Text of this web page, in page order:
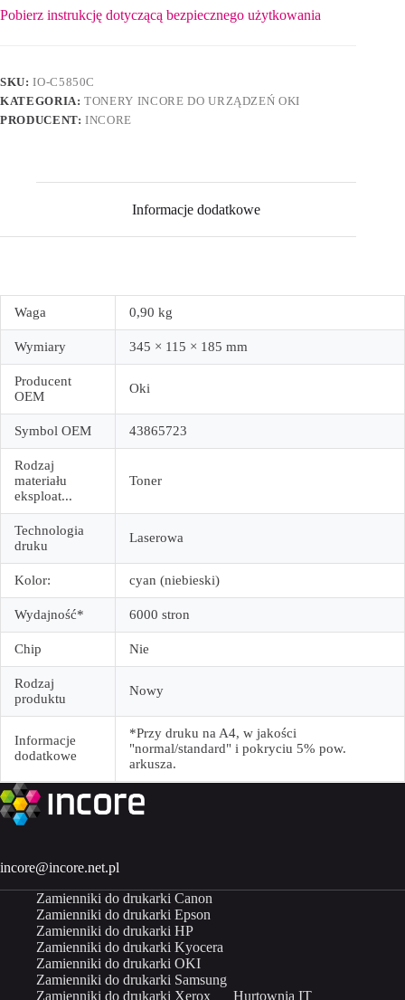
Pobierz instrukcję dotyczącą bezpiecznego użytkowania
SKU:IO-C5850C
KATEGORIA:TONERY INCORE DO URZĄDZEŃ OKI
PRODUCENT:INCORE
Informacje dodatkowe
Waga 0,90 kg
Wymiary 345 × 115 × 185 mm
Producent
OEM
Oki
Symbol OEM 43865723
Rodzaj
materiału
eksploat...
Toner
Technologia
druku
Laserowa
Kolor: cyan (niebieski)
Wydajność* 6000 stron
Chip Nie
Rodzaj
produktu
Nowy
Informacje
dodatkowe
*Przy druku na A4, w jakości
"normal/standard" i pokryciu 5% pow.
arkusza.
incore@incore.net.pl
Zamienniki do drukarki Canon
Zamienniki do drukarki Epson
Zamienniki do drukarki HP
Zamienniki do drukarki Kyocera
Zamienniki do drukarki OKI
Zamienniki do drukarki Samsung
Zamienniki do drukarki Xerox
Hurtownia IT